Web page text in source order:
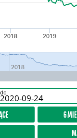
2018 2019
2018
do
6